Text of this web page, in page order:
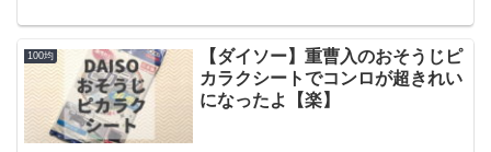
100均
【ダイソー】重曹入のおそうじピ
カラクシートでコンロが超きれい
になったよ【楽】